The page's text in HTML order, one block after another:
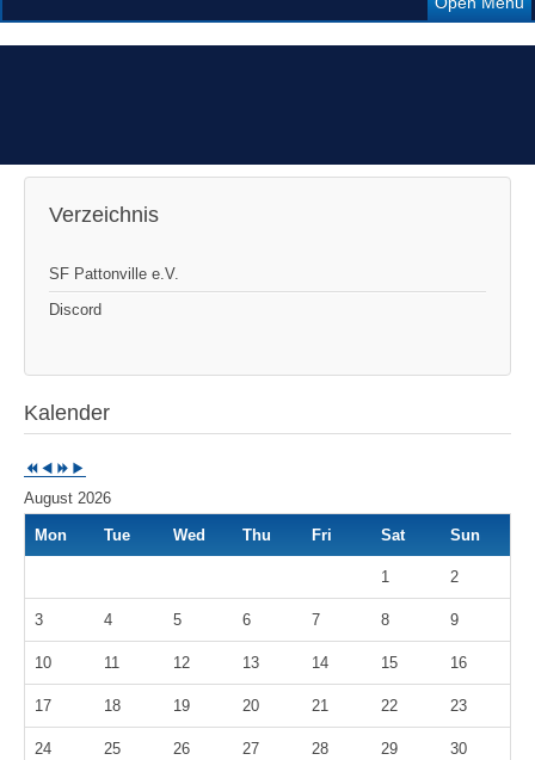
Verzeichnis
SF Pattonville e.V.
Discord
Kalender
Previous
Year
Previous
Month
Next
Year
Next
Month
August 2026
Mon Tue Wed Thu Fri Sat Sun
1 2
3 4 5 6 7 8 9
10 11 12 13 14 15 16
17 18 19 20 21 22 23
24 25 26 27 28 29 30